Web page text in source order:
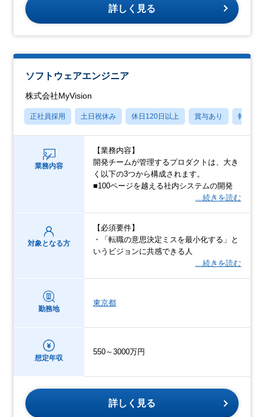
詳しく見る
ソフトウェアエンジニア
株式会社MyVision
正社員採用 土日祝休み 休日120日以上 賞与あり 転勤な
業務内容
【業務内容】
開発チームが管理するプロダクトは、大き
く以下の3つから構成されます。
■100ページを越える社内システムの開発
…続きを読む
対象となる方
【必須要件】
・「転職の意思決定ミスを最小化する」と
いうビジョンに共感できる人
…続きを読む
勤務地
東京都
想定年収
550～3000万円
詳しく見る